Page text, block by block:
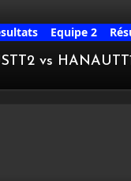
Equipe 2
vs